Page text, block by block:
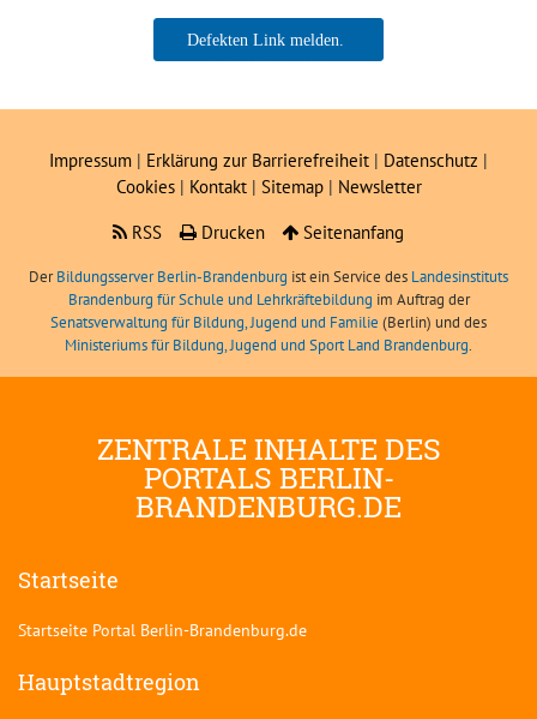
Daniel Meile, LIBRA
Impressum | Erklärung zur Barrierefreiheit | Datenschutz |
Cookies| Kontakt | Sitemap| Newsletter
RSS
Drucken Seitenanfang
DerBildungsserver Berlin-Brandenburg ist ein Service des Landesinstituts
Brandenburg für Schule und Lehrkräftebildung im Auftrag der
Senatsverwaltung für Bildung, Jugend und Familie (Berlin) und des
Ministeriums für Bildung, Jugend und Sport Land Brandenburg.
ZENTRALE INHALTE DES
PORTALS BERLIN-
BRANDENBURG.DE
Startseite
Startseite Portal Berlin-Brandenburg.de
Hauptstadtregion